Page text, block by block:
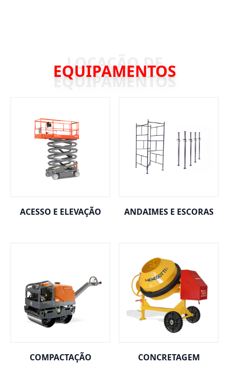
EQUIPAMENTOS
ACESSO E ELEVAÇÃO ANDAIMES E ESCORAS
COMPACTAÇÃO CONCRETAGEM